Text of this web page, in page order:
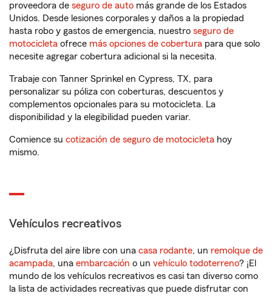
proveedora de seguro de auto más grande de los Estados
Unidos. Desde lesiones corporales y daños a la propiedad
hasta robo y gastos de emergencia, nuestro seguro de
motocicleta ofrece más opciones de cobertura para que solo
necesite agregar cobertura adicional si la necesita.
Trabaje con Tanner Sprinkel en Cypress, TX, para
personalizar su póliza con coberturas, descuentos y
complementos opcionales para su motocicleta. La
disponibilidad y la elegibilidad pueden variar.
Comience su cotización de seguro de motocicleta hoy
mismo.
Vehículos recreativos
¿Disfruta del aire libre con una casa rodante, un remolque de
acampada, una embarcación o un vehículo todoterreno? ¡El
mundo de los vehículos recreativos es casi tan diverso como
la lista de actividades recreativas que puede disfrutar con